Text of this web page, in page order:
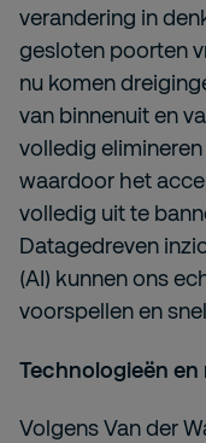
verandering in
gesloten poorten
nu komen
van binnenuit en
volledig elimineren
waardoor het
volledig uit te
Datagedreven
(AI) kunnen ons
voorspellen en
Technologieën
Volgens Van der